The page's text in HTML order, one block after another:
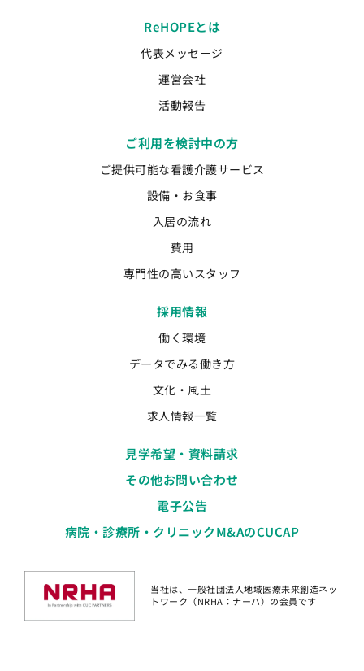
ReHOPEとは
代表メッセージ
運営会社
活動報告
ご利用を検討中の方
ご提供可能な看護介護サービス
設備・お食事
入居の流れ
費用
専門性の高いスタッフ
採用情報
働く環境
データでみる働き方
文化・風土
求人情報一覧
見学希望・資料請求
その他お問い合わせ
電子公告
病院・診療所・クリニックM&AのCUCAP
当社は、一般社団法人地域医療未来創造ネッ
トワーク（NRHA：ナーハ）の会員です